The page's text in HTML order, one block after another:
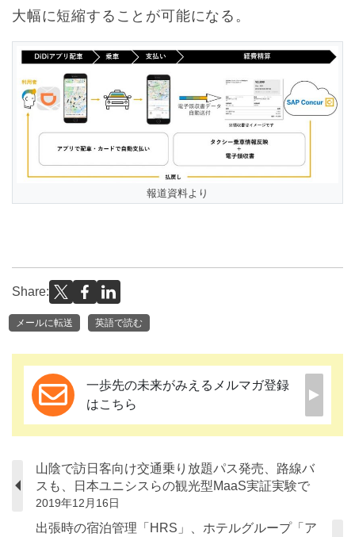
大幅に短縮することが可能になる。
報道資料より
Share:
メールに転送 英語で読む
一歩先の未来がみえるメルマガ登録
はこちら
山陰で訪日客向け交通乗り放題パス発売、路線バ
スも、日本ユニシスらの観光型MaaS実証実験で
2019年12月16日
出張時の宿泊管理「HRS」、ホテルグループ「ア